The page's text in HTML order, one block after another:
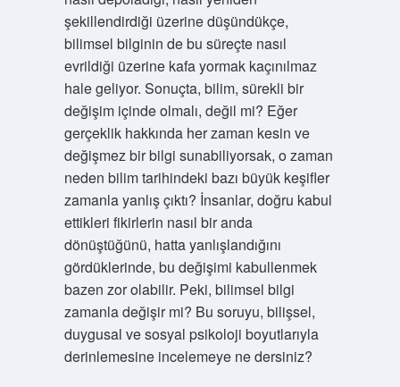
şekillendirdiği üzerine düşündükçe,
bilimsel bilginin de bu süreçte nasıl
evrildiği üzerine kafa yormak kaçınılmaz
hale geliyor. Sonuçta, bilim, sürekli bir
değişim içinde olmalı, değil mi? Eğer
gerçeklik hakkında her zaman kesin ve
değişmez bir bilgi sunabiliyorsak, o zaman
neden bilim tarihindeki bazı büyük keşifler
zamanla yanlış çıktı? İnsanlar, doğru kabul
ettikleri fikirlerin nasıl bir anda
dönüştüğünü, hatta yanlışlandığını
gördüklerinde, bu değişimi kabullenmek
bazen zor olabilir. Peki, bilimsel bilgi
zamanla değişir mi? Bu soruyu, bilişsel,
duygusal ve sosyal psikoloji boyutlarıyla
derinlemesine incelemeye ne dersiniz?